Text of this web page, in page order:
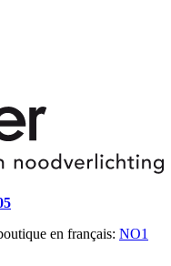
en français: NO1